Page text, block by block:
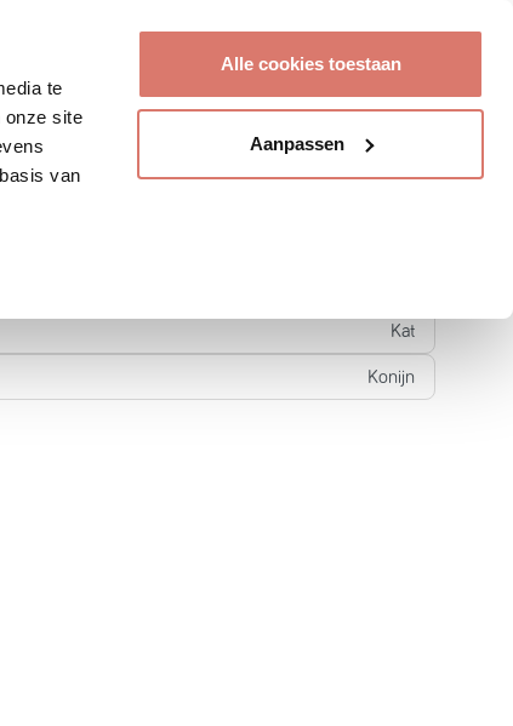
te
onze site
van
Alle cookies toestaan
Aanpassen
of oppas?
Kat
Konijn